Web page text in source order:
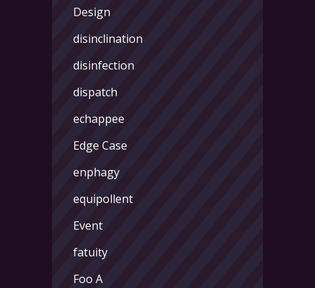
Design
disinclination
disinfection
dispatch
echappee
Edge Case
enphagy
equipollent
Event
fatuity
Foo A